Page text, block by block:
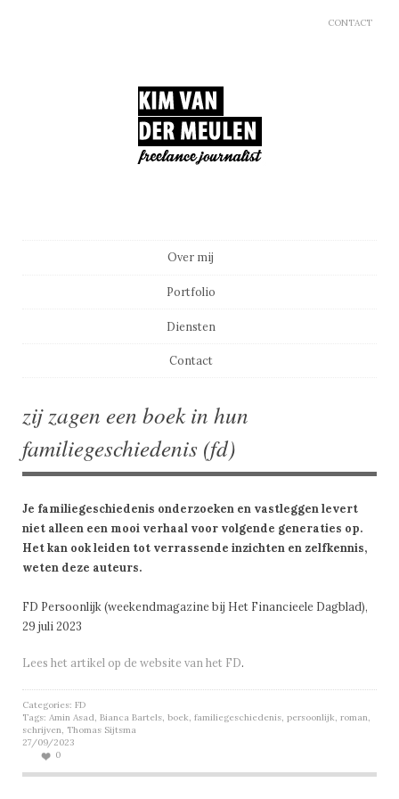
CONTACT
Over mij
Portfolio
Diensten
Contact
zij zagen een boek in hun
familiegeschiedenis (fd)
Je familiegeschiedenis onderzoeken en vastleggen levert
niet alleen een mooi verhaal voor volgende generaties op.
Het kan ook leiden tot verrassende inzichten en zelfkennis,
weten deze auteurs.
FD Persoonlijk (weekendmagazine bij Het Financieele Dagblad),
29 juli 2023
Lees het artikel op de website van het FD.
Categories: FD
Tags: Amin Asad, Bianca Bartels, boek, familiegeschiedenis, persoonlijk, roman,
schrijven, Thomas Sijtsma
27/09/2023
0